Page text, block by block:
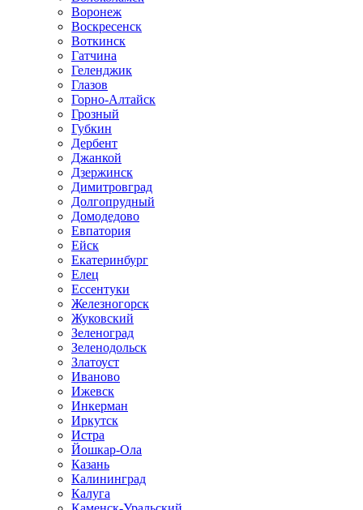
Воронеж
Воскресенск
Воткинск
Гатчина
Геленджик
Глазов
Горно-Алтайск
Грозный
Губкин
Дербент
Джанкой
Дзержинск
Димитровград
Долгопрудный
Домодедово
Евпатория
Ейск
Екатеринбург
Елец
Ессентуки
Железногорск
Жуковский
Зеленоград
Зеленодольск
Златоуст
Иваново
Ижевск
Инкерман
Иркутск
Истра
Йошкар-Ола
Казань
Калининград
Калуга